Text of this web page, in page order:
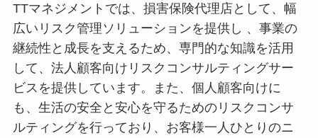
TTマネジメントでは、損害保険代理店として、幅
広いリスク管理ソリューションを提供し 、事業の
継続性と成長を支えるため、専門的な知識を活用
して、法人顧客向けリスクコンサルティングサー
ビスを提供しています。また、個人顧客向けに
も、生活の安全と安心を守るためのリスクコンサ
ルティングを行っており、お客様一人ひとりのニ